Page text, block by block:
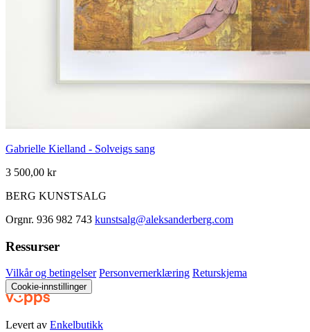
Gabrielle Kielland - Solveigs sang
3 500,00 kr
BERG KUNSTSALG
Orgnr. 936 982 743 kunstsalg@aleksanderberg.com
Ressurser
Vilkår og betingelser Personvernerklæring Returskjema
Cookie-innstillinger
Levert av Enkelbutikk